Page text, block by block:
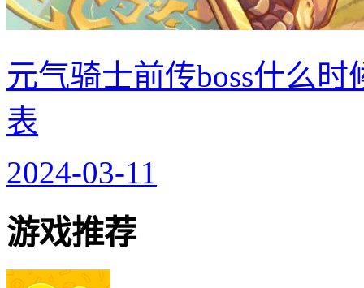
元气骑士前传boss什么
表
2024-03-11
游戏推荐